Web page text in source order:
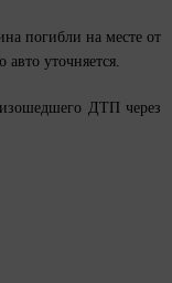
погибли на месте от
авто уточняется.
ДТП через